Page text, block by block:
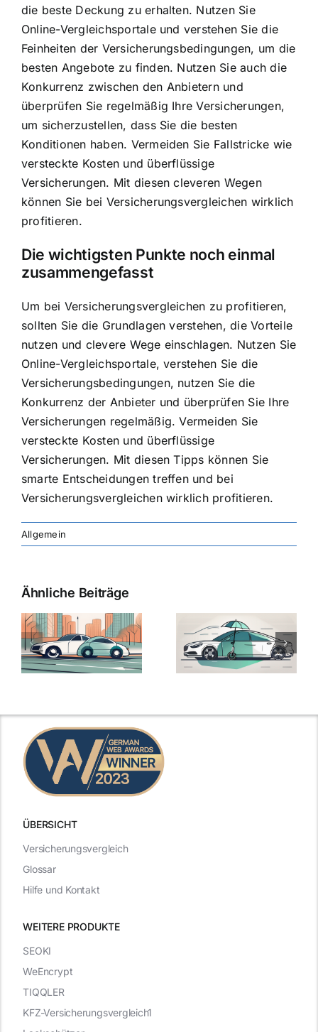
die beste Deckung zu erhalten. Nutzen Sie
Online-Vergleichsportale und verstehen Sie die
Feinheiten der Versicherungsbedingungen, um die
besten Angebote zu finden. Nutzen Sie auch die
Konkurrenz zwischen den Anbietern und
überprüfen Sie regelmäßig Ihre Versicherungen,
um sicherzustellen, dass Sie die besten
Konditionen haben. Vermeiden Sie Fallstricke wie
versteckte Kosten und überflüssige
Versicherungen. Mit diesen cleveren Wegen
können Sie bei Versicherungsvergleichen wirklich
profitieren.
Die wichtigsten Punkte noch einmal
zusammengefasst
Um bei Versicherungsvergleichen zu profitieren,
sollten Sie die Grundlagen verstehen, die Vorteile
nutzen und clevere Wege einschlagen. Nutzen Sie
Online-Vergleichsportale, verstehen Sie die
Versicherungsbedingungen, nutzen Sie die
Konkurrenz der Anbieter und überprüfen Sie Ihre
Versicherungen regelmäßig. Vermeiden Sie
versteckte Kosten und überflüssige
Versicherungen. Mit diesen Tipps können Sie
smarte Entscheidungen treffen und bei
Versicherungsvergleichen wirklich profitieren.
Allgemein
Ähnliche Beiträge
ÜBERSICHT
WEITERE PRODUKTE
Versicherungsvergleich
Glossar
Hilfe und Kontakt
SEOKI
WeEncrypt
TIQQLER
KFZ-Versicherungsvergleich1